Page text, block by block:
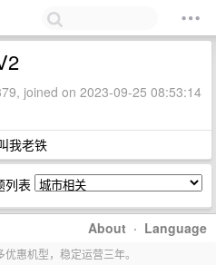
joined on 2023-09-25 08:53:14
我老铁
列表
About · Language
惠机型，稳定运营三年。